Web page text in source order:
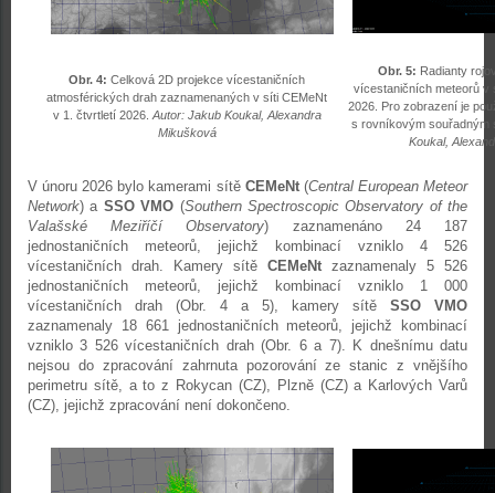
Obr. 4: Celková 2D projekce vícestaničních
atmosférických drah zaznamenaných v síti CEMeNt
v 1. čtvrtletí 2026. Autor: Jakub Koukal, Alexandra
Mikušková
Obr. 5: Radianty
vícestaničních meteorů v
2026. Pro zobrazení je
s rovníkovým souřadným
Koukal,
V únoru 2026 bylo kamerami sítě CEMeNt(Central European Meteor
Network) a SSO VMO (Southern Spectroscopic Observatory of the
Valašské Meziříčí Observatory) zaznamenáno 24 187
jednostaničních meteorů, jejichž kombinací vzniklo 4 526
vícestaničních drah. Kamery sítě CEMeNt zaznamenaly 5 526
jednostaničních meteorů, jejichž kombinací vzniklo 1 000
vícestaničních drah (Obr. 4 a 5), kamery sítě SSO VMO
zaznamenaly 18 661 jednostaničních meteorů, jejichž kombinací
vzniklo 3 526 vícestaničních drah (Obr. 6 a 7). K dnešnímu datu
nejsou do zpracování zahrnuta pozorování ze stanic z vnějšího
perimetru sítě, a to z Rokycan (CZ), Plzně (CZ) a Karlových Varů
(CZ), jejichž zpracování není dokončeno.